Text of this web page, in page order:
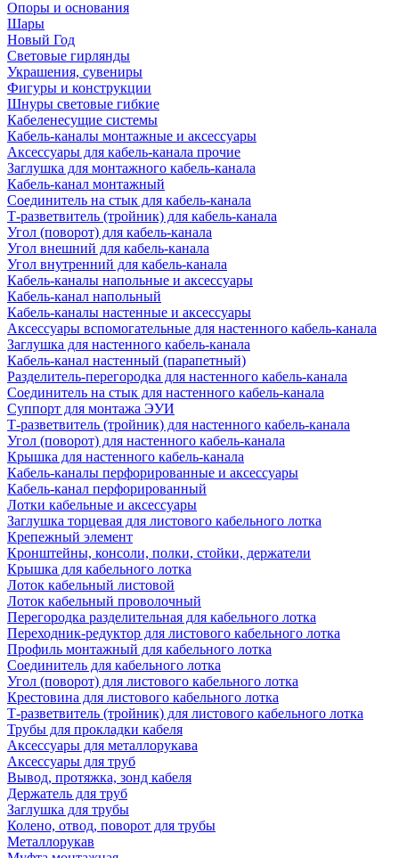
Опоры и основания
Шары
Новый Год
Световые гирлянды
Украшения, сувениры
Фигуры и конструкции
Шнуры световые гибкие
Кабеленесущие системы
Кабель-каналы монтажные и аксессуары
Аксессуары для кабель-канала прочие
Заглушка для монтажного кабель-канала
Кабель-канал монтажный
Соединитель на стык для кабель-канала
Т-разветвитель (тройник) для кабель-канала
Угол (поворот) для кабель-канала
Угол внешний для кабель-канала
Угол внутренний для кабель-канала
Кабель-каналы напольные и аксессуары
Кабель-канал напольный
Кабель-каналы настенные и аксессуары
Аксессуары вспомогательные для настенного кабель-канала
Заглушка для настенного кабель-канала
Кабель-канал настенный (парапетный)
Разделитель-перегородка для настенного кабель-канала
Соединитель на стык для настенного кабель-канала
Суппорт для монтажа ЭУИ
Т-разветвитель (тройник) для настенного кабель-канала
Угол (поворот) для настенного кабель-канала
Крышка для настенного кабель-канала
Кабель-каналы перфорированные и аксессуары
Кабель-канал перфорированный
Лотки кабельные и аксессуары
Заглушка торцевая для листового кабельного лотка
Крепежный элемент
Кронштейны, консоли, полки, стойки, держатели
Крышка для кабельного лотка
Лоток кабельный листовой
Лоток кабельный проволочный
Перегородка разделительная для кабельного лотка
Переходник-редуктор для листового кабельного лотка
Профиль монтажный для кабельного лотка
Соединитель для кабельного лотка
Угол (поворот) для листового кабельного лотка
Крестовина для листового кабельного лотка
Т-разветвитель (тройник) для листового кабельного лотка
Трубы для прокладки кабеля
Аксессуары для металлорукава
Аксессуары для труб
Вывод, протяжка, зонд кабеля
Держатель для труб
Заглушка для трубы
Колено, отвод, поворот для трубы
Металлорукав